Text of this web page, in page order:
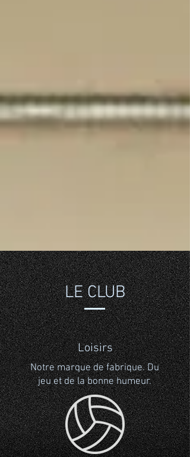
LE CLUB
Loisirs
Notre marque de fabrique. Du
jeu et de la bonne humeur.